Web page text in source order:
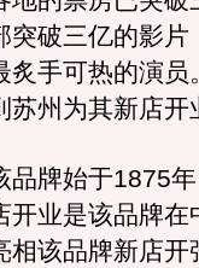
突破三亿的影片
手可热的演员
苏州为其新店开
牌始于1875年
开业是该品牌在
相该品牌新店开